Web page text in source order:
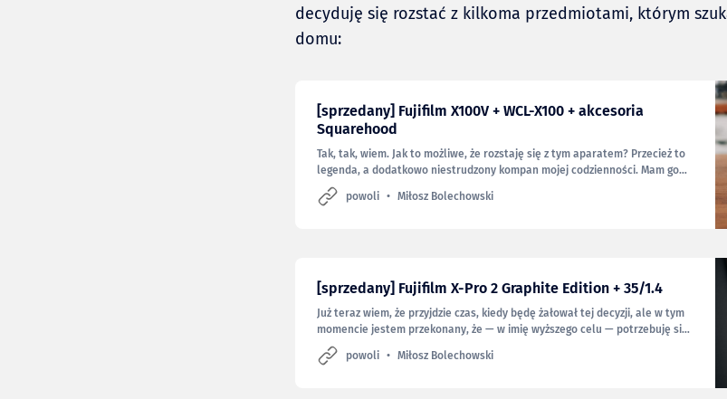
decyduję się rozstać z kilkoma przedmiotami, którym
domu:
[sprzedany] Fujifilm X100V + WCL-X100 + akcesoria
Squarehood
Tak, tak, wiem. Jak to możliwe, że rozstaję się z tym aparatem? Przecież to
legenda, a dodatkowo niestrudzony kompan mojej codzienności. Mam go
zawsze przy sobie i fotografuję nim praktycznie wszystko. Przez ostatnie 5
lat zrobiłem nim 44100 zdjęć i wielokrotnie pisałem, że niczego mi w nim nie
powoli Miłosz Bolechowski
[sprzedany] Fujifilm X-Pro 2 Graphite Edition + 35/1.4
Już teraz wiem, że przyjdzie czas, kiedy będę żałował tej decyzji, ale w tym
momencie jestem przekonany, że — w imię wyższego celu — potrzebuję się
z nim rozstać, więc zgaduję, że ktoś może na tym skorzystać. O samym
aparacie i wrażeniach z używania go napisałem już sporo w ostatnich
powoli Miłosz Bolechowski